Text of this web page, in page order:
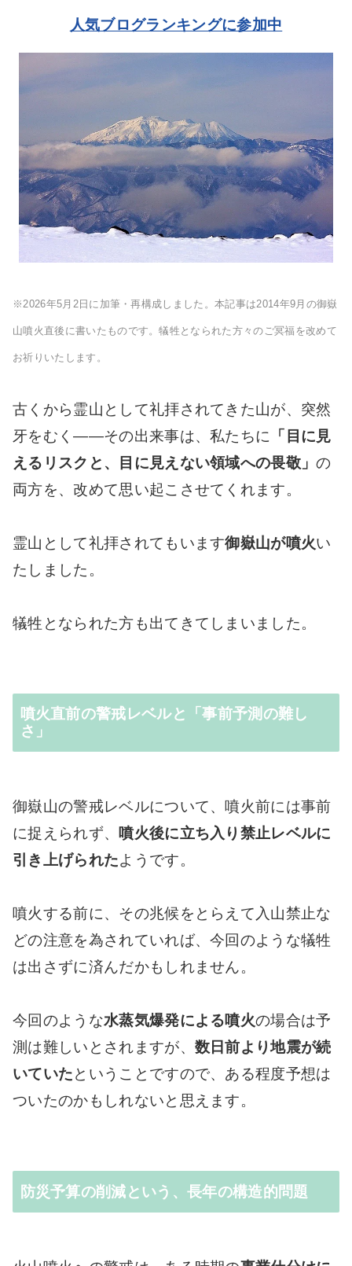
人気ブログランキングに参加中
※2026年5月2日に加筆・再構成しました。本記事は2014年9月の御嶽
山噴火直後に書いたものです。犠牲となられた方々のご冥福を改めて
お祈りいたします。
古くから霊山として礼拝されてきた山が、突然
牙をむく――その出来事は、私たちに
「目に見
えるリスクと、目に見えない領域への畏敬」の
両方を、改めて思い起こさせてくれます。
霊山として礼拝されてもいます御嶽山が噴火い
たしました。
犠牲となられた方も出てきてしまいました。
噴火直前の警戒レベルと「事前予測の難し
さ」
御嶽山の警戒レベルについて、噴火前には事前
に捉えられず、噴火後に立ち入り禁止レベルに
引き上げられたようです。
噴火する前に、その兆候をとらえて入山禁止な
どの注意を為されていれば、今回のような犠牲
は出さずに済んだかもしれません。
今回のような水蒸気爆発による噴火の場合は予
測は難しいとされますが、 数日前より地震が続
いていたということですので、ある程度予想は
ついたのかもしれないと思えます。
防災予算の削減という、長年の構造的問題